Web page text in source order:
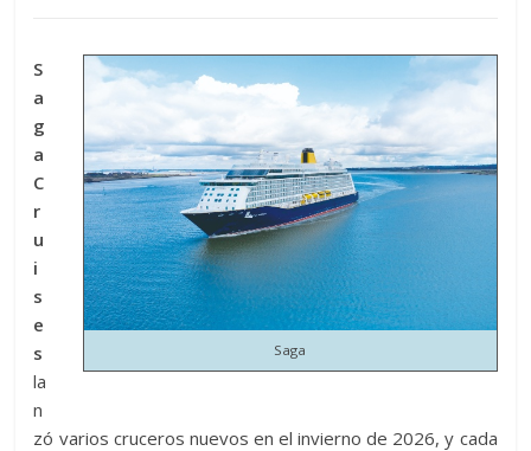
Saga
S
a
g
a
C
r
u
i
s
e
s
la
n
zó varios cruceros nuevos en el invierno de 2026, y cada